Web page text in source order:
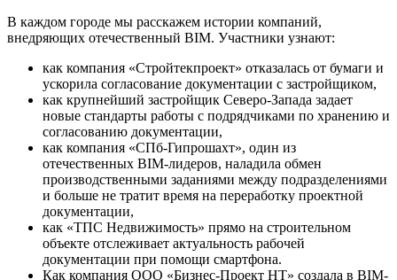
В каждом городе мы расскажем истории компаний,
внедряющих отечественный BIM. Участники узнают:
как компания «Стройтекпроект» отказалась от бумаги и
ускорила согласование документации с застройщиком,
как крупнейший застройщик Северо-Запада задает
новые стандарты работы с подрядчиками по хранению и
согласованию документации,
как компания «СПб-Гипрошахт», один из
отечественных BIM-лидеров, наладила обмен
производственными заданиями между подразделениями
и больше не тратит время на переработку проектной
документации,
как «ТПС Недвижимость» прямо на строительном
объекте отслеживает актуальность рабочей
документации при помощи смартфона.
Как компания ООО «Бизнес-Проект НТ» создала в BIM-